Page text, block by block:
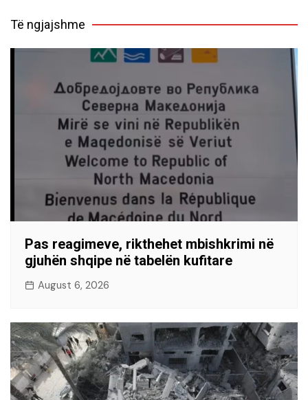
Të ngjajshme
Pas reagimeve, rikthehet mbishkrimi në
gjuhën shqipe në tabelën kufitare
August 6, 2026